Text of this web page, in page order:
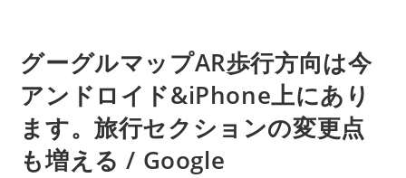
グーグルマップAR歩行方向は今
アンドロイド&iPhone上にあり
ます。旅行セクションの変更点
も増える / Google